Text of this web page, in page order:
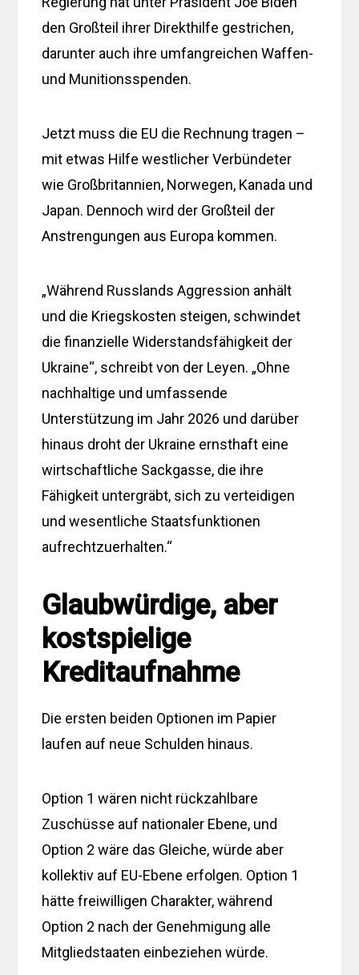
den Großteil ihrer Direkthilfe gestrichen,
darunter auch ihre umfangreichen Waffen-
und Munitionsspenden.
Jetzt muss die EU die Rechnung tragen –
mit etwas Hilfe westlicher Verbündeter
wie Großbritannien, Norwegen, Kanada und
Japan. Dennoch wird der Großteil der
Anstrengungen aus Europa kommen.
„Während Russlands Aggression anhält
und die Kriegskosten steigen, schwindet
die finanzielle Widerstandsfähigkeit der
Ukraine“, schreibt von der Leyen. „Ohne
nachhaltige und umfassende
Unterstützung im Jahr 2026 und darüber
hinaus droht der Ukraine ernsthaft eine
wirtschaftliche Sackgasse, die ihre
Fähigkeit untergräbt, sich zu verteidigen
und wesentliche Staatsfunktionen
aufrechtzuerhalten.“
Glaubwürdige, aber
kostspielige
Kreditaufnahme
Die ersten beiden Optionen im Papier
laufen auf neue Schulden hinaus.
Option 1 wären nicht rückzahlbare
Zuschüsse auf nationaler Ebene, und
Option 2 wäre das Gleiche, würde aber
kollektiv auf EU-Ebene erfolgen. Option 1
hätte freiwilligen Charakter, während
Option 2 nach der Genehmigung alle
Mitgliedstaaten einbeziehen würde.